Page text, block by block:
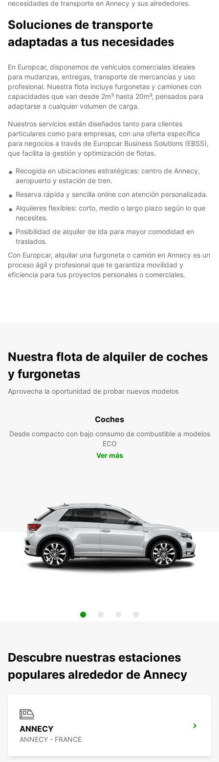
necesidades de transporte en Annecy y sus alrededores.
Soluciones de transporte
adaptadas a tus necesidades
En Europcar, disponemos de vehículos comerciales ideales
para mudanzas, entregas, transporte de mercancías y uso
profesional. Nuestra flota incluye furgonetas y camiones con
capacidades que van desde 2m³ hasta 20m³, pensados para
adaptarse a cualquier volumen de carga.
Nuestros servicios están diseñados tanto para clientes
particulares como para empresas, con una oferta específica
para negocios a través de Europcar Business Solutions (EBSS),
que facilita la gestión y optimización de flotas.
Recogida en ubicaciones estratégicas: centro de Annecy,
aeropuerto y estación de tren.
Reserva rápida y sencilla online con atención personalizada.
Alquileres flexibles: corto, medio o largo plazo según lo que
necesites.
Posibilidad de alquiler de ida para mayor comodidad en
traslados.
Con Europcar, alquilar una furgoneta o camión en Annecy es un
proceso ágil y profesional que te garantiza movilidad y
eficiencia para tus proyectos personales o comerciales.
Nuestra flota de alquiler de coches
y furgonetas
Aprovecha la oportunidad de probar nuevos modelos
Coches
Desde compacto con bajo consumo de combustible a modelos
ECO
Ver más
Descubre nuestras estaciones
populares alrededor de Annecy
ANNECY
ANNECY - FRANCE